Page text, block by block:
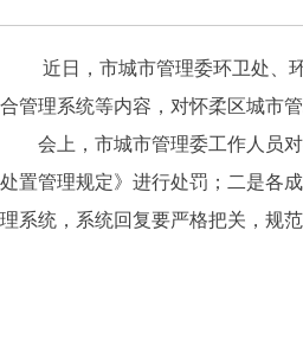
近日，市城市管理委环卫处、环
合管理系统等内容，对怀柔区城市
会上，市城市管理委工作人员对
处置管理规定》进行处罚；二是各
理系统，系统回复要严格把关，规范